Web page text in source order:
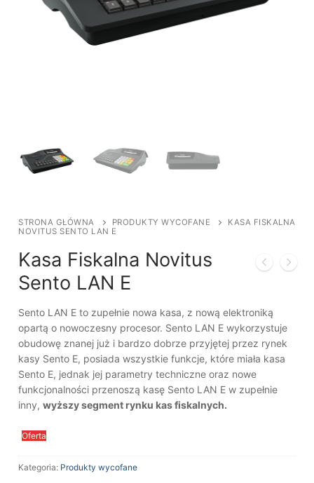
STRONA GŁÓWNA PRODUKTY WYCOFANE
KASA FISKALNA
NOVITUS SENTO LAN E
Kasa Fiskalna Novitus
Sento LAN E
Sento LAN E to zupełnie nowa kasa, z nową elektroniką
opartą o nowoczesny procesor. Sento LAN E wykorzystuje
obudowę znanej już i bardzo dobrze przyjętej przez rynek
kasy Sento E, posiada wszystkie funkcje, które miała kasa
Sento E, jednak jej parametry techniczne oraz nowe
funkcjonalności przenoszą kasę Sento LAN E w zupełnie
inny, wyższy segment rynku kas fiskalnych.
Oferta
Kategoria: Produkty wycofane